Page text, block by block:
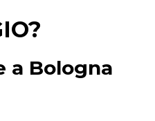
a Bologna